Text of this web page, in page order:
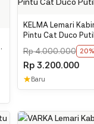
KELMA Lemari
Pintu Cat Duco
Rp4.000.000 20%
Rp3.200.000
★Baru